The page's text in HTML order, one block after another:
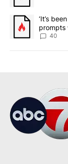
A trending‘It’s
prompts
40